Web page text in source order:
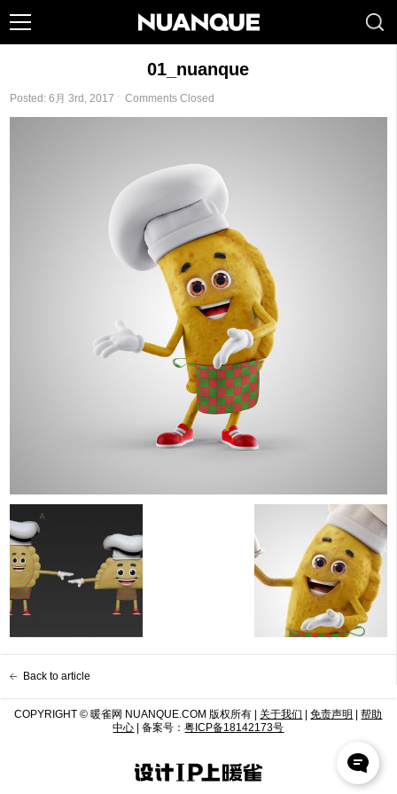
01_nuanque
Posted: 6月 3rd, 2017 ˑ Comments Closed
Back to article
COPYRIGHT © 暖雀网 NUANQUE.COM 版权所有 | 关于我们 |免责声明 |帮助
中心 | 备案号：粤ICP备18142173号